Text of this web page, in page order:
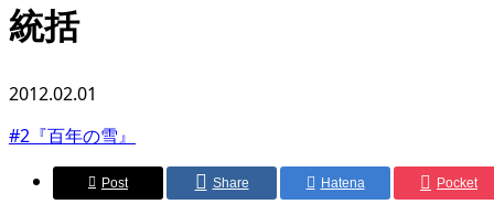
統括
2012.02.01
#2『百年の雪』
Post Share Hatena Pocket